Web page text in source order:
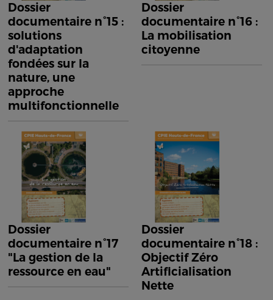
Dossier
documentaire n°15 :
solutions
d'adaptation
fondées sur la
nature, une
approche
multifonctionnelle
Dossier
documentaire n°16 :
La mobilisation
citoyenne
Dossier
documentaire n°17
"La gestion de la
ressource en eau"
Dossier
documentaire n°18 :
Objectif Zéro
Artificialisation
Nette